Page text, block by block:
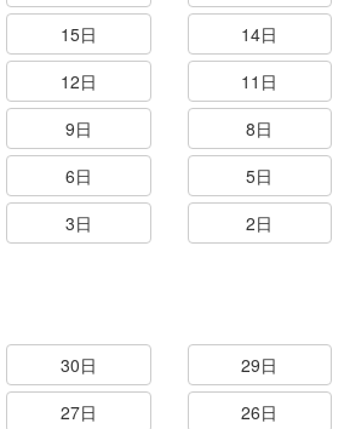
15日
14日
12日
11日
9日
8日
6日
5日
3日
2日
30日
29日
27日 26日